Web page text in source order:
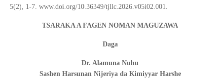
5(2), 1-7. www.doi.org/10.36349/tjllc.2026.v05i02.001.
TSARAKA A FAGEN NOMAN MAGUZAWA
Daga
Dr. Alamuna Nuhu
Sashen Harsunan Nijeriya da Kimiyyar Harshe